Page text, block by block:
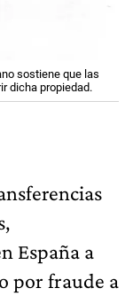
sostiene que las
dicha propiedad.
España a
por fraude a